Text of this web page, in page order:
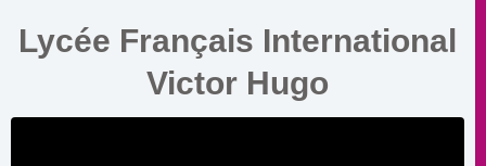
Lycée Français International
Victor Hugo